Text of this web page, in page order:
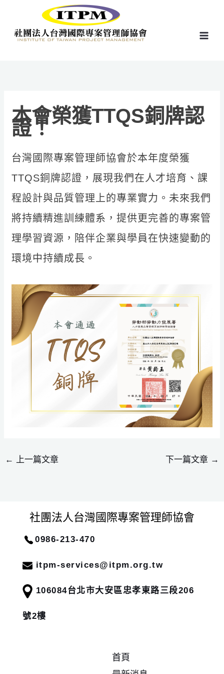
本會榮獲TTQS銅牌認
證！
台灣國際專案管理師協會於本年度榮獲
TTQS銅牌認證，展現我們在人才培育、課
程設計與品質管理上的專業實力。未來我們
將持續精進訓練體系，提供更完善的專案管
理學習資源，陪伴企業與學員在快速變動的
環境中持續成長。
← 上一篇文章 下一篇文章 →
社團法人台灣國際專案管理師協會
0986-213-470
itpm-services@itpm.org.tw
106084台北市大安區忠孝東路三段206
號2樓
首頁